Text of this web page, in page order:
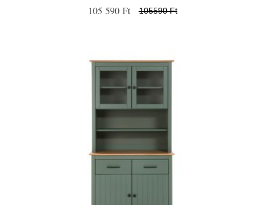
105 590 Ft 105590 Ft